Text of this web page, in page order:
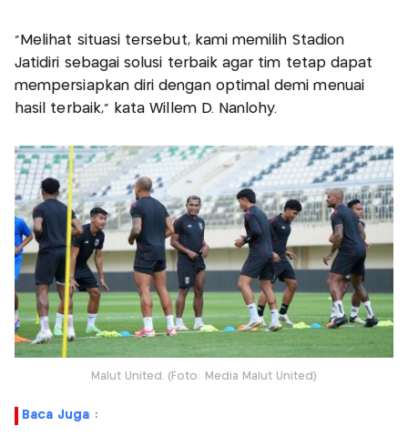
“Melihat situasi tersebut, kami memilih Stadion
Jatidiri sebagai solusi terbaik agar tim tetap dapat
mempersiapkan diri dengan optimal demi menuai
hasil terbaik,” kata Willem D. Nanlohy.
Malut United. (Foto: Media Malut United)
Baca Juga :